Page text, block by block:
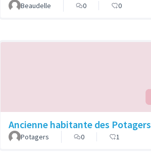
Beaudelle 0 0
Ancienne habitante des Potagers
Potagers 0 1